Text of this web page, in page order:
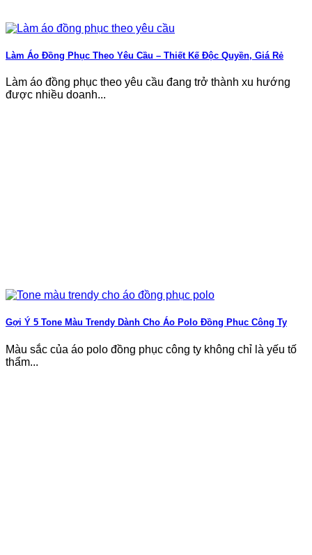
Làm Áo Đồng Phục Theo Yêu Cầu – Thiết Kế Độc Quyền, Giá Rẻ
Làm áo đồng phục theo yêu cầu đang trở thành xu hướng
được nhiều doanh...
Gợi Ý 5 Tone Màu Trendy Dành Cho Áo Polo Đồng Phục Công Ty
Màu sắc của áo polo đồng phục công ty không chỉ là yếu tố
thẩm...